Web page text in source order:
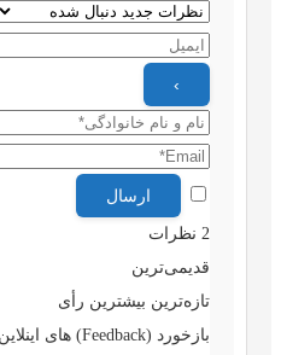
2 نظرات
قدیمی‌ترین
تازه‌ترین بیشترین رأی
بازخورد (Feedback) های اینلاین